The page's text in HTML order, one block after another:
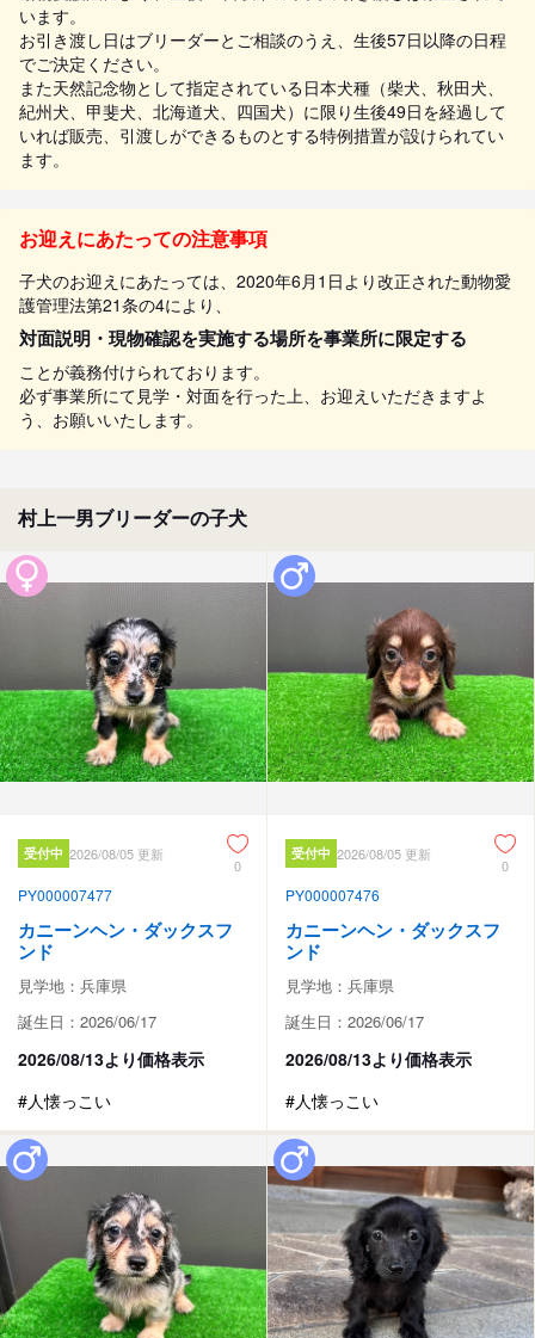
います。
お引き渡し日はブリーダーとご相談のうえ、生後57日以降の日程
でご決定ください。
また天然記念物として指定されている日本犬種（柴犬、秋田犬、
紀州犬、甲斐犬、北海道犬、四国犬）に限り生後49日を経過して
いれば販売、引渡しができるものとする特例措置が設けられてい
ます。
お迎えにあたっての注意事項
子犬のお迎えにあたっては、2020年6月1日より改正された動物愛
護管理法第21条の4により、
対面説明・現物確認を実施する場所を事業所に限定する
ことが義務付けられております。
必ず事業所にて見学・対面を行った上、お迎えいただきますよ
う、お願いいたします。
村上一男ブリーダーの子犬
受付中 2026/08/05 更新
0
PY000007477
カニーンヘン・ダックスフ
ンド
見学地：兵庫県
誕生日：2026/06/17
2026/08/13より価格表示
#人懐っこい
受付中 2026/08/05 更新
0
PY000007476
カニーンヘン・ダックスフ
ンド
見学地：兵庫県
誕生日：2026/06/17
2026/08/13より価格表示
#人懐っこい